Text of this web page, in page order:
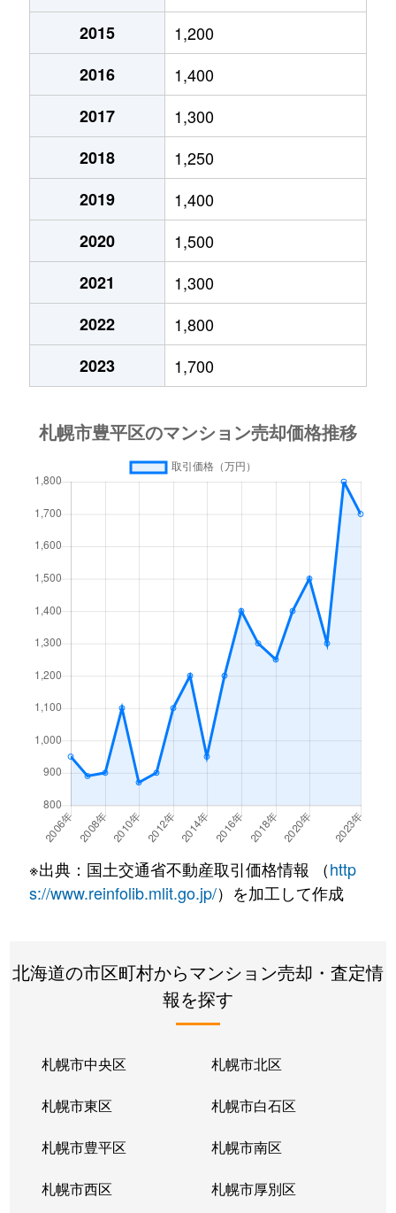
月寒西３条
1,800万円
月寒西３条
1,500万円
月寒西３条
1,700万円
月寒西３条
1,800万円
月寒西４条
1,700万円
月寒西４条
880万円
月寒西４条
700万円
月寒西５条
810万円
月寒西５条
1,600万円
月寒東１条
2,300万円 月寒中央
徒歩
2,100万円 月寒中央
月寒東１条
徒歩
月寒東１条
2,100万円 福住
月寒東１条
福住
月寒東１条
3,400万円 福住
月寒東１条
3,500万円
月寒東１条
800万円
月寒東１条
1,900万円 福住
徒歩
月寒東１条
1,100万円 福住
月寒東２条
640万円 月寒中央
月寒東２条
2,500万円 福住
徒歩
2,800万円
月寒東２条
福住
月寒東２条
福住
月寒東３条
月寒中央
月寒東４条
月寒中央
2015
1,200
2016
1,400
2017
1,300
2018
1,250
2019
1,400
2020
1,500
2021
1,300
2022
1,800
2023
1,700
※出典：国土交通省不動産取引価格情報 （http
s://www.reinfolib.mlit.go.jp/）を加工して作成
北海道の市区町村からマンション売却・査定情
報を探す
札幌市中央区 札幌市北区
札幌市東区 札幌市白石区
札幌市豊平区 札幌市南区
札幌市西区 札幌市厚別区